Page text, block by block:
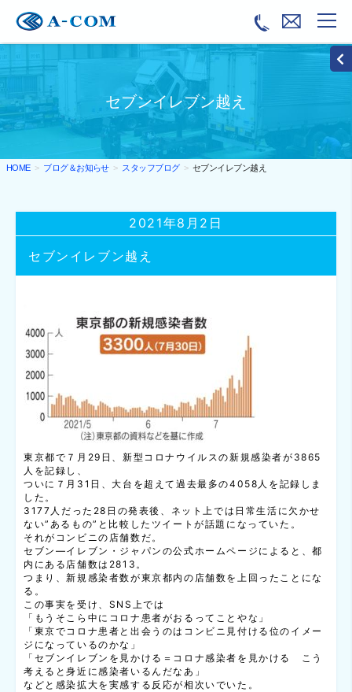
セブンイレブン越え
HOME ブログ＆お知らせ スタッフブログ セブンイレブン越え
セブンイレブン越え
2021年8月2日
東京都で７月29日、新型コロナウイルスの新規感染者が3865
人を記録し、
ついに７月31日、大台を超えて過去最多の4058人を記録しま
した。
3177人だった28日の発表後、ネット上では日常生活に欠かせ
ない”あるもの”と比較したツイートが話題になっていた。
それがコンビニの店舗数だ。
セブン―イレブン・ジャパンの公式ホームページによると、都
内にある店舗数は2813。
つまり、新規感染者数が東京都内の店舗数を上回ったことにな
る。
この事実を受け、SNS上では
「もうそこら中にコロナ患者がおるってことやな」
「東京でコロナ患者と出会うのはコンビニ見付ける位のイメー
ジになっているのかな」
「セブンイレブンを見かける＝コロナ感染者を見かける こう
考えると身近に感染者いるんだなあ」
などと感染拡大を実感する反応が相次いでいた。